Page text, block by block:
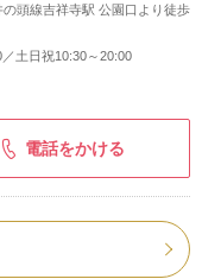
頭線吉祥寺駅 公園口より徒歩
土日祝10:30～20:00
電話をかける